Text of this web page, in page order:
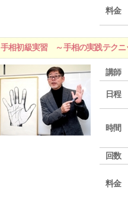
料金
手相初級実習 ～手相の実践テクニ
講師
日程
時間
回数
料金